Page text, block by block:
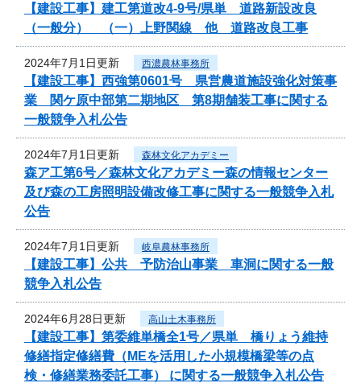
【建設工事】建工第道改4-9号/県単 道路新設改良
（一般分） （一）上野関線 他 道路改良工事
2024年7月1日更新 西濃農林事務所
【建設工事】西強第0601号 県営農道施設強化対策事
業 関ケ原中部第二期地区 第8期舗装工事に関する
一般競争入札公告
2024年7月1日更新 森林文化アカデミー
森ア工第6号／森林文化アカデミー森の情報センター
及び森の工房照明設備改修工事に関する一般競争入札
公告
2024年7月1日更新 岐阜農林事務所
【建設工事】公共 予防治山事業 車洞に関する一般
競争入札公告
2024年6月28日更新 高山土木事務所
【建設工事】第委維単橋全1号／県単 橋りょう維持
修繕指定修繕費（MEを活用した小規模橋梁等の点
検・修繕業務委託工事） に関する一般競争入札公告